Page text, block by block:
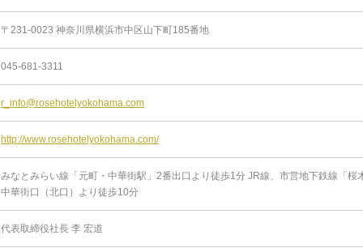
〒231-0023 神奈川県横浜市中区山下町185番地
045-681-3311
r_info@rosehotelyokohama.com
http://www.rosehotelyokohama.com/
みなとみらい線「元町・中華街駅」2番出口より徒歩1分 JR線、市営地下鉄線「
中華街口（北口）より徒歩10分
代表取締役社長 李 宏道